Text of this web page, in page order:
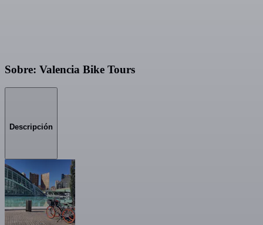
Sobre: Valencia Bike Tours
Descripción